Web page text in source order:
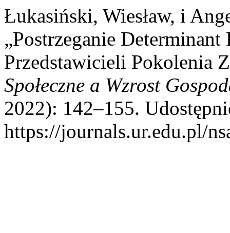
Łukasiński, Wiesław, i
„Postrzeganie
Przedstawicieli Pokolenia
Społeczne a Wzrost
2022): 142–155.
https://journals.ur.edu.pl/